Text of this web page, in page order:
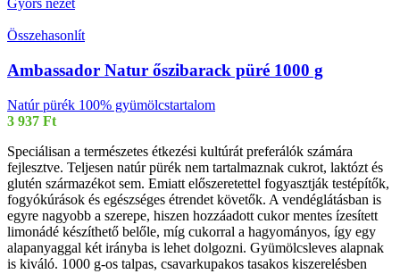
Gyors nézet
Összehasonlít
Ambassador Natur őszibarack püré 1000 g
Natúr pürék 100% gyümölcstartalom
3 937 Ft
Speciálisan a természetes étkezési kultúrát preferálók számára
fejlesztve. Teljesen natúr pürék nem tartalmaznak cukrot, laktózt és
glutén származékot sem. Emiatt előszeretettel fogyasztják testépítők,
fogyókúrások és egészséges étrendet követők. A vendéglátásban is
egyre nagyobb a szerepe, hiszen hozzáadott cukor mentes ízesített
limonádé készíthető belőle, míg cukorral a hagyományos, így egy
alapanyaggal két irányba is lehet dolgozni. Gyümölcsleves alapnak
is kiváló. 1000 g-os talpas, csavarkupakos tasakos kiszerelésben